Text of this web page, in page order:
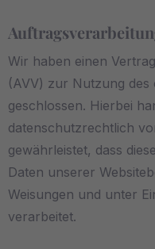
Wir haben einen
(AVV) zur Nutzung des
geschlossen. Hierbei
datenschutzrechtlich
gewährleistet, dass
Daten unserer
Weisungen und unter
verarbeitet.